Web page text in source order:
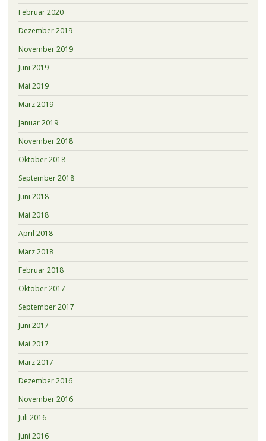
Februar 2020
Dezember 2019
November 2019
Juni 2019
Mai 2019
März 2019
Januar 2019
November 2018
Oktober 2018
September 2018
Juni 2018
Mai 2018
April 2018
März 2018
Februar 2018
Oktober 2017
September 2017
Juni 2017
Mai 2017
März 2017
Dezember 2016
November 2016
Juli 2016
Juni 2016